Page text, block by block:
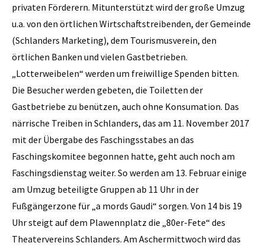
privaten Förderern. Mitunterstützt wird der große Umzug
u.a. von den örtlichen Wirtschaftstreibenden, der Gemeinde
(Schlanders Marketing), dem Tourismusverein, den
örtlichen Banken und vielen Gastbetrieben.
„Lotterweibelen“ werden um freiwillige Spenden bitten.
Die Besucher werden gebeten, die Toiletten der
Gastbetriebe zu benützen, auch ohne Konsumation. Das
närrische Treiben in Schlanders, das am 11. November 2017
mit der Übergabe des Faschingsstabes an das
Faschingskomitee begonnen hatte, geht auch noch am
Faschingsdienstag weiter. So werden am 13. Februar einige
am Umzug beteiligte Gruppen ab 11 Uhr in der
Fußgängerzone für „a mords Gaudi“ sorgen. Von 14 bis 19
Uhr steigt auf dem Plawennplatz die „80er-Fete“ des
Theatervereins Schlanders. Am Aschermittwoch wird das